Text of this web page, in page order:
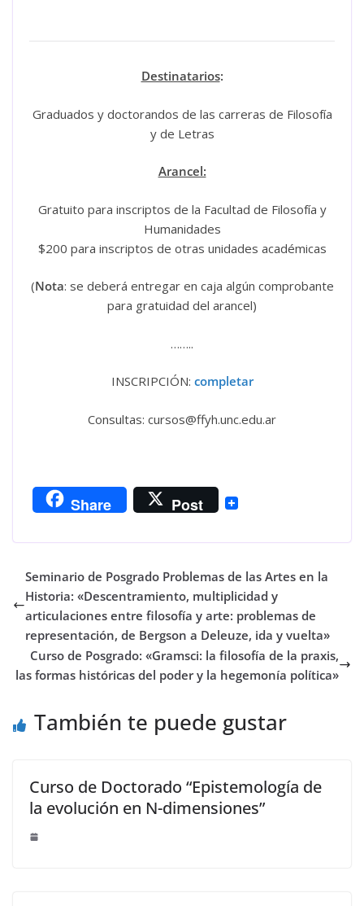
Destinatarios:
Graduados y doctorandos de las carreras de Filosofía
y de Letras
Arancel:
Gratuito para inscriptos de la Facultad de Filosofía y
Humanidades
$200 para inscriptos de otras unidades académicas
(Nota: se deberá entregar en caja algún comprobante
para gratuidad del arancel)
……..
INSCRIPCIÓN: completar
Consultas: cursos@ffyh.unc.edu.ar
Share Post
Seminario de Posgrado Problemas de las Artes en la
Historia: «Descentramiento, multiplicidad y
articulaciones entre filosofía y arte: problemas de
representación, de Bergson a Deleuze, ida y vuelta»
Curso de Posgrado: «Gramsci: la filosofía de la praxis,
las formas históricas del poder y la hegemonía política»
También te puede gustar
Curso de Doctorado “Epistemología de
la evolución en N-dimensiones”